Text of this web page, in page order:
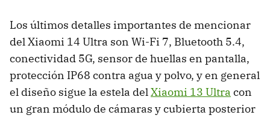
Los últimos detalles importantes de mencionar
del Xiaomi 14 Ultra son Wi-Fi 7, Bluetooth 5.4,
conectividad 5G, sensor de huellas en pantalla,
protección IP68 contra agua y polvo, y en general
el diseño sigue la estela delXiaomi 13 Ultra con
un gran módulo de cámaras y cubierta posterior